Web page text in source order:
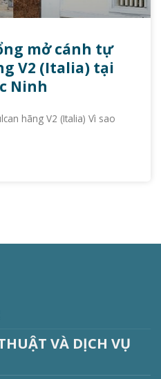
mở cánh tự
V2 (Italia) tại
Ninh
hãng V2 (Italia) Vì sao
VÀ DỊCH VỤ